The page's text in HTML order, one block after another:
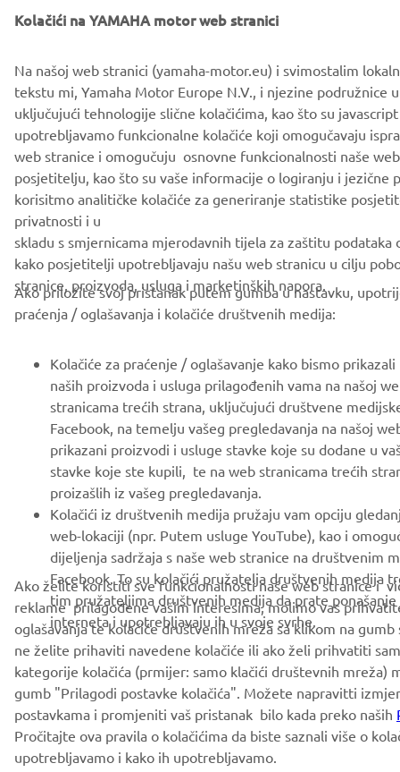
Kolačići na YAMAHA motor web stranici
Na našoj web stranici (yamaha-motor.eu) i svimostalim
tekstu mi, Yamaha Motor Europe N.V., i njezine podružnice
uključujući tehnologije slične kolačićima, kao što su
upotrebljavamo funkcionalne kolačiće koji omogučavaju
web stranice i omogučuju osnovne funkcionalnosti naše
posjetitelju, kao što su vaše informacije o logiranju i jezične
korisitmo analitičke kolačiće za generiranje statistike
privatnosti i u
skladu s smjernicama mjerodavnih tijela za zaštitu podataka
kako posjetitelji upotrebljavaju našu web stranicu u cilju
stranice, proizvoda, usluga i marketinških napora.
Ako priložite svoj pristanak putem gumba u nastavku,
praćenja / oglašavanja i kolačiće društvenih medija:
Kolačiće za praćenje / oglašavanje kako bismo
naših proizvoda i usluga prilagođenih vama na našoj
stranicama trećih strana, uključujući društvene
Facebook, na temelju vašeg pregledavanja na našoj
prikazani proizvodi i usluge stavke koje su dodane u
stavke koje ste kupili, te na web stranicama trećih
proizašlih iz vašeg pregledavanja.
Kolačići iz društvenih medija pružaju vam opciju
web-lokaciji (npr. Putem usluge YouTube), kao i
dijeljenja sadržaja s naše web stranice na društvenim
Facebook. To su kolačići pružatelja društvenih medija
tim pružateljima društvenih medija da prate
interneta i upotrebljavaju ih u svoje svrhe.
Ako želite koristiti sve funkcionalnosti naše web stranice i
reklame prilagođene vašim interesima, molimo vas
oglašavanja te kolačiće društvenih mreža sa klikom na gumb
ne želite prihaviti navedene kolačiće ili ako želi prihvatiti
kategorije kolačića (prmijer: samo klačići društevnih mreža)
gumb "Prilagodi postavke kolačića". Možete napravitti
postavkama i promjeniti vaš pristanak bilo kada preko naših
Pročitajte ova pravila o kolačićima da biste saznali više o
upotrebljavamo i kako ih upotrebljavamo.